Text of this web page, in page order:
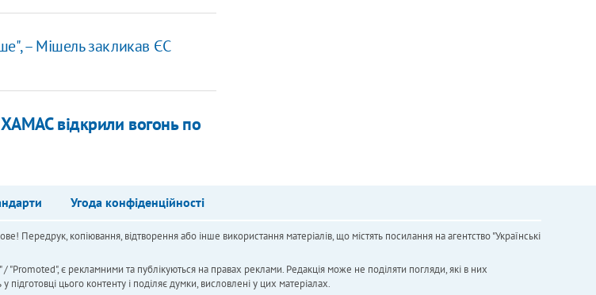
– Мішель закликав ЄС
відкрили вогонь по
Угода конфіденційності
Передрук, копіювання, відтворення або інше використання матеріалів, що містять посилання на агентство "Українськi
є рекламними та публікуються на правах реклами. Редакція може не поділяти погляди, які в них
цього контенту і поділяє думки, висловлені у цих матеріалах.